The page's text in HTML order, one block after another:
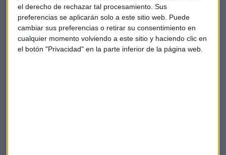
el derecho de rechazar tal procesamiento. Sus
preferencias se aplicarán solo a este sitio web. Puede
cambiar sus preferencias o retirar su consentimiento en
cualquier momento volviendo a este sitio y haciendo clic en
el botón "Privacidad" en la parte inferior de la página web.
Gonzalo Gasós, responsable de Regulación Bancaria de
EBF, comparte la necesidad de cerrar este capítulo.